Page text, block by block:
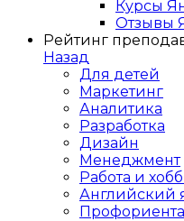
Курсы
Отзывы
Рейтинг
Назад
Для детей
Маркетинг
Аналитика
Разработка
Дизайн
Менеджмент
Работа и
Английский